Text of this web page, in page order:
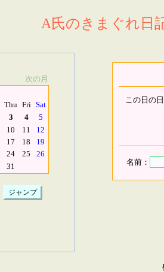
A氏のきまぐれ日
次の月
Thu Fri Sat
3 4
5
10 11
12
17 18
19
24 25
26
31
この日の
名前：